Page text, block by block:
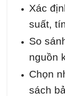
Xác
suất,
So
nguồn
Chọn
sách